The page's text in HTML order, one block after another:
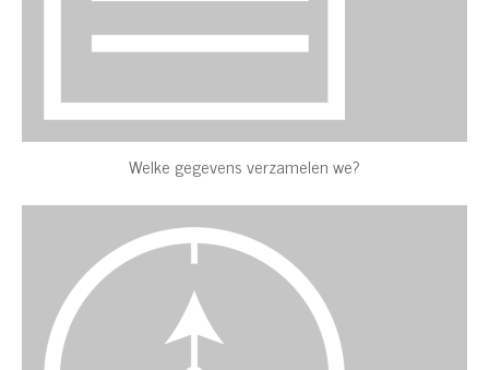
Welke gegevens verzamelen we?